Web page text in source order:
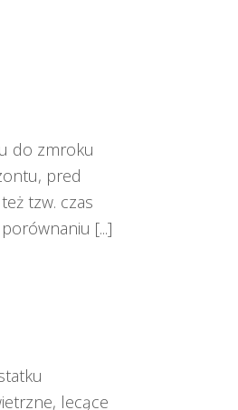
do zmroku
pred
tzw. czas
[...]
lecące